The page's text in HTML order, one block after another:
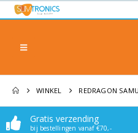
WINKEL REDRAGON
Gratis verzending
bij bestellingen vanaf €70,-